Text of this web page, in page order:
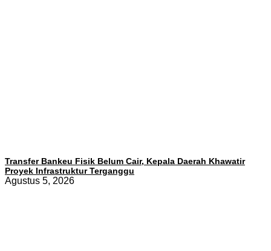
Transfer Bankeu Fisik Belum Cair, Kepala Daerah Khawatir
Proyek Infrastruktur Terganggu
Agustus 5, 2026